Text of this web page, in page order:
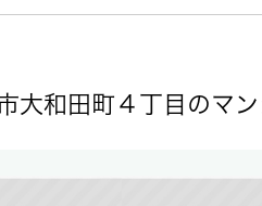
大和田町４丁目のマ